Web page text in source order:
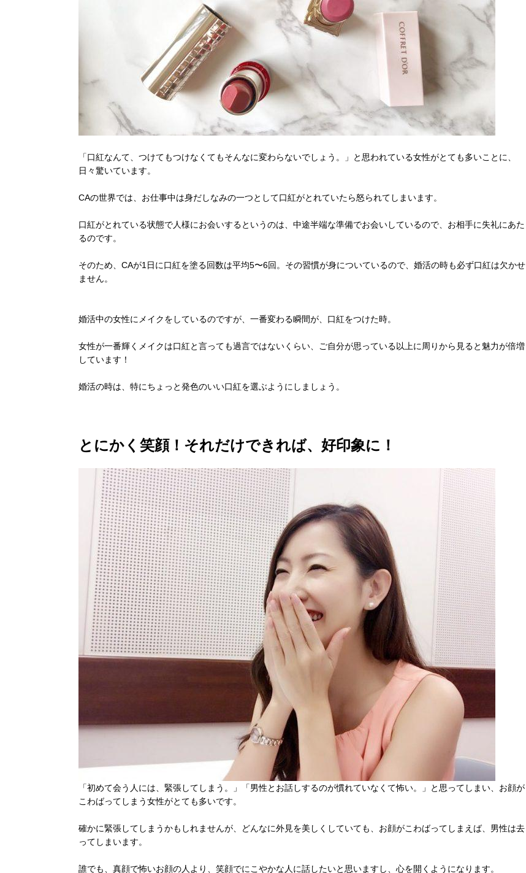
「口紅なんて、つけてもつけなくてもそんなに変わらないでしょう。」と思われている女性がとても多いことに、
日々驚いています。
CAの世界では、お仕事中は身だしなみの一つとして口紅がとれていたら怒られてしまいます。
口紅がとれている状態で人様にお会いするというのは、中途半端な準備でお会いしているので、お相手に失礼にあた
るのです。
そのため、CAが1日に口紅を塗る回数は平均5〜6回。その習慣が身についているので、婚活の時も必ず口紅は欠かせ
ません。
婚活中の女性にメイクをしているのですが、一番変わる瞬間が、口紅をつけた時。
女性が一番輝くメイクは口紅と言っても過言ではないくらい、ご自分が思っている以上に周りから見ると魅力が倍増
しています！
婚活の時は、特にちょっと発色のいい口紅を選ぶようにしましょう。
とにかく笑顔！それだけできれば、好印象に！
「初めて会う人には、緊張してしまう。」「男性とお話しするのが慣れていなくて怖い。」と思ってしまい、お顔が
こわばってしまう女性がとても多いです。
確かに緊張してしまうかもしれませんが、どんなに外見を美しくしていても、お顔がこわばってしまえば、男性は去
ってしまいます。
誰でも、真顔で怖いお顔の人より、笑顔でにこやかな人に話したいと思いますし、心を開くようになります。